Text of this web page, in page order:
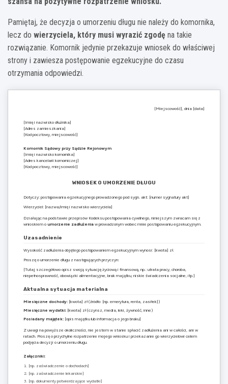
Pamiętaj, że decyzja o umorzeniu długu nie należy do komornika,
lecz do wierzyciela, który musi wyrazić zgodę na takie
rozwiązanie. Komornik jedynie przekazuje wniosek do właściwej
strony i zawiesza postępowanie egzekucyjne do czasu
otrzymania odpowiedzi.
[Miejscowość], dnia [data]
[Imię i nazwisko dłużnika]
[Adres zamieszkania]
[Kod pocztowy, miejscowość]
Komornik Sądowy przy Sądzie Rejonowym
[Imię i nazwisko komornika]
[Adres kancelarii komorniczej]
[Kod pocztowy, miejscowość]
WNIOSEK O UMORZENIE DŁUGU
Dotyczy: postępowania egzekucyjnego prowadzonego pod sygn. akt: [numer sygnatury akt]
Wierzyciel: [nazwa/imię i nazwisko wierzyciela]
Działając na podstawie przepisów Kodeksu postępowania cywilnego, niniejszym zwracam się z
wnioskiem o umorzenie zadłużenia w prowadzonym wobec mnie postępowaniu egzekucyjnym.
Uzasadnienie
Wysokość zadłużenia objętego postępowaniem egzekucyjnym wynosi: [kwota] zł.
Proszę o umorzenie długu z następujących przyczyn:
[Tutaj szczegółowo opisz swoją sytuację życiową i finansową, np.: utrata pracy, choroba,
niepełnosprawność, obowiązki alimentacyjne, brak majątku, niskie świadczenia socjalne, itp.]
Aktualna sytuacja materialna
Miesięczne dochody: [kwota] zł (źródło: [np. emerytura, renta, zasiłek])
Miesięczne wydatki: [kwota] zł (czynsz, media, leki, żywność, inne)
Posiadany majątek: [opis majątku lub informacja o jego braku]
Z uwagi na powyższe okoliczności, nie jestem w stanie spłacić zadłużenia ani w całości, ani w
ratach. Proszę o przychylne rozpatrzenie mojego wniosku i przekazanie go wierzycielowi celem
podjęcia decyzji o umorzeniu długu.
Załączniki:
[np. zaświadczenie o dochodach]
[np. zaświadczenie lekarskie]
[np. dokumenty potwierdzające wydatki]